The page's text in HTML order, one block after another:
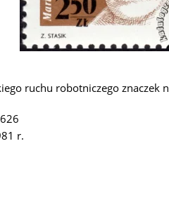
ruchu robotniczego znaczek
r.